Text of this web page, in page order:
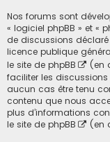
Nos forums sont
« logiciel phpBB » et «
de discussions
licence publique
le site de phpBB
(en
faciliter les discussions
aucun cas être tenu
contenu que nous
plus d’informations
le site de phpBB
(en